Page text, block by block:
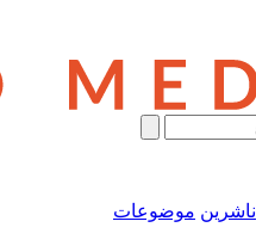
ناشرین موضوعات